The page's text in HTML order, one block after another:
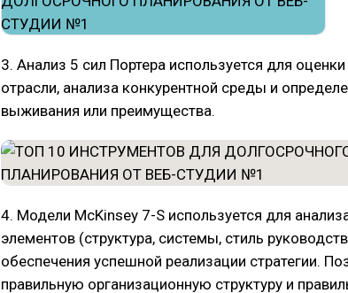
3. Анализ 5 сил Портера используется для
отрасли, анализа конкурентной среды и
выживания или преимущества.
4. Модели McKinsey 7-S используется для
элементов (структура, системы, стиль
обеспечения успешной реализации стратегии.
правильную организационную структуру и